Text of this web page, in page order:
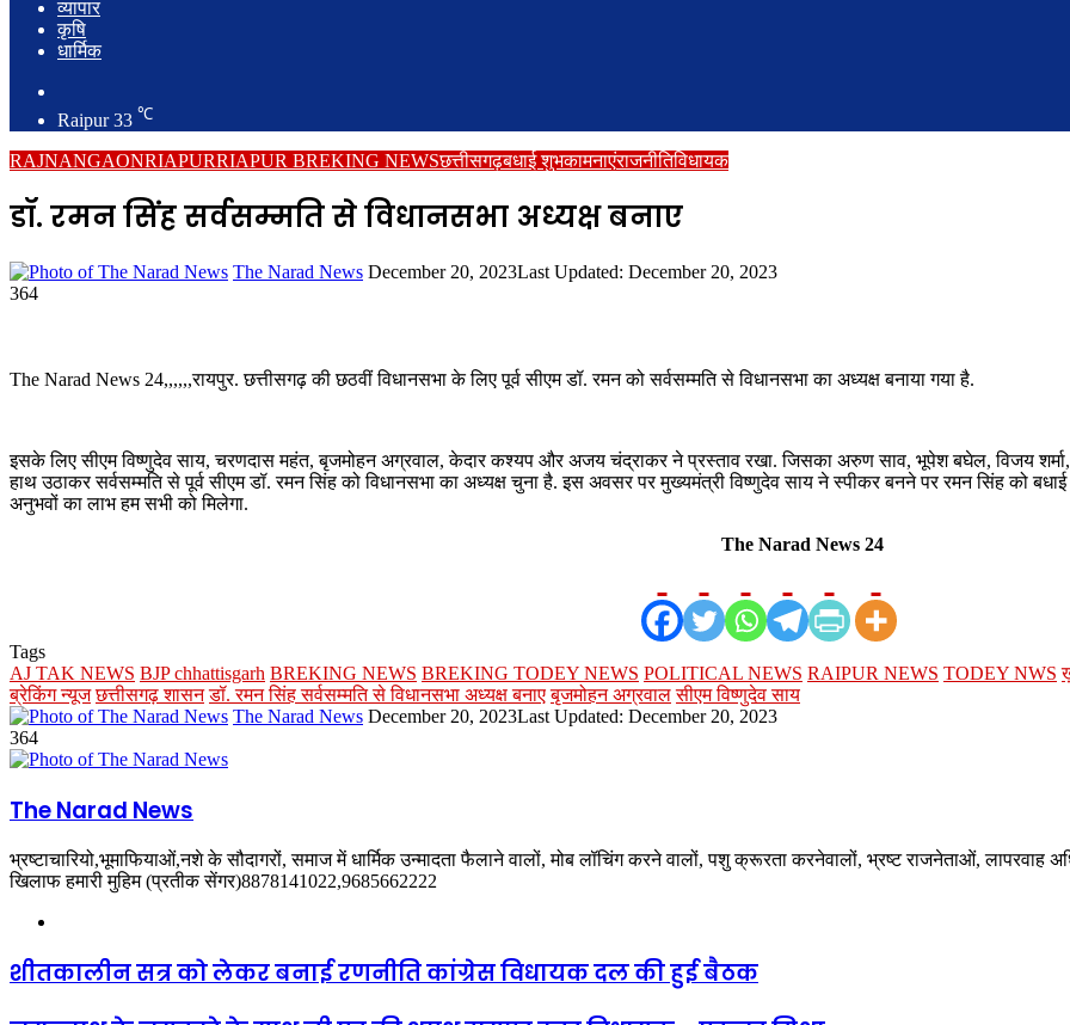
व्यापार
कृषि
धार्मिक
for
Raipur 33 ℃
RAJNANGAONRIAPURRIAPUR BREKING NEWSछत्तीसगढ़बधाई शुभकामनाएंराजनीतिविधायक
डॉ. रमन सिंह सर्वसम्मति से विधानसभा अध्यक्ष बनाए
The Narad News Send
December 20, 2023Last Updated: December 20, 2023
364
The Narad News 24,,,,,,रायपुर. छत्तीसगढ़ की छठवीं विधानसभा के लिए पूर्व सीएम डॉ. रमन को सर्वसम्मति से विधानसभा का अध्यक्ष बनाया गया है.
इसके लिए सीएम विष्णुदेव साय, चरणदास महंत, बृजमोहन अग्रवाल, केदार कश्यप और अजय चंद्राकर ने प्रस्ताव रखा. जिसका अरुण साव, भूपेश बघेल, विजय शर्मा,
हाथ उठाकर सर्वसम्मति से पूर्व सीएम डॉ. रमन सिंह को विधानसभा का अध्यक्ष चुना है. इस अवसर पर मुख्यमंत्री विष्णुदेव साय ने स्पीकर बनने पर रमन सिंह को बधाई
अनुभवों का लाभ हम सभी को मिलेगा.
The Narad News 24
Tags
AJ TAK NEWS BJP chhattisgarh BREKING NEWS BREKING TODEY NEWS POLITICAL NEWS RAIPUR NEWS TODEY NWS
ब्रेकिंग न्यूज छत्तीसगढ़ शासन डॉ. रमन सिंह सर्वसम्मति से विधानसभा अध्यक्ष बनाए बृजमोहन अग्रवाल सीएम विष्णुदेव साय
The Narad News Send
December 20, 2023Last Updated: December 20, 2023
364
The Narad News
भ्रष्टाचारियो,भूमाफियाओं,नशे के सौदागरों, समाज में धार्मिक उन्मादता फैलाने वालों, मोब लॉचिंग करने वालों, पशु क्रूरता करनेवालों, भ्रष्ट राजनेताओं, लापरवाह
खिलाफ हमारी मुहिम (प्रतीक सेंगर)8878141022,9685662222
शीतकालीन सत्र को लेकर बनाई रणनीति कांग्रेस विधायक दल की हुई बैठक